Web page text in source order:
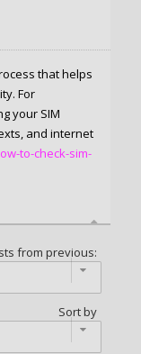
that helps
For
your SIM
and internet
to-check-sim-
from previous:
Sort by